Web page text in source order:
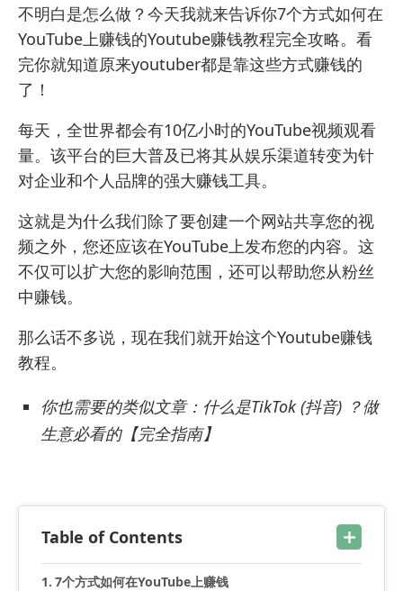
不明白是怎么做？今天我就来告诉你7个方式如何在
YouTube上赚钱的Youtube赚钱教程完全攻略。看
完你就知道原来youtuber都是靠这些方式赚钱的
了！
每天，全世界都会有10亿小时的YouTube视频观看
量。该平台的巨大普及已将其从娱乐渠道转变为针
对企业和个人品牌的强大赚钱工具。
这就是为什么我们除了要创建一个网站共享您的视
频之外，您还应该在YouTube上发布您的内容。这
不仅可以扩大您的影响范围，还可以帮助您从粉丝
中赚钱。
那么话不多说，现在我们就开始这个Youtube赚钱
教程。
你也需要的类似文章： 什么是TikTok (抖音) ？做
生意必看的【完全指南】
Table of Contents
7个方式如何在YouTube上赚钱